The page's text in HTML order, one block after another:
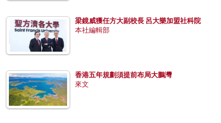
梁鏡威獲任方大副校長 呂大樂加盟社科院
本社編輯部
香港五年規劃須提前布局大鵬灣
來文